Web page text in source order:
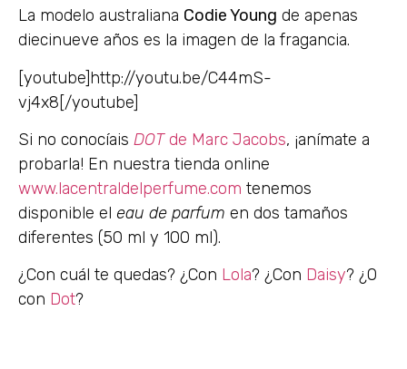
La modelo australiana Codie Young de apenas
diecinueve años es la imagen de la fragancia.
[youtube]http://youtu.be/C44mS-
vj4x8[/youtube]
Si no conocíais DOTde Marc Jacobs, ¡anímate a
probarla! En nuestra tienda online
www.lacentraldelperfume.com tenemos
disponible el eau de parfum en dos tamaños
diferentes (50 ml y 100 ml).
¿Con cuál te quedas? ¿Con Lola? ¿Con Daisy? ¿O
con Dot?